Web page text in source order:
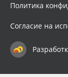
Политика
Согласие на